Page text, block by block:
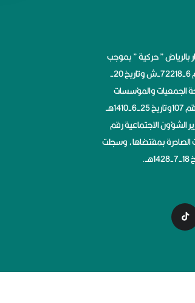
بالرياض ” حركية ” بموجب
خطاب وزارة الشؤون الإجتماعية رقم 6-72218-ش وتاريخ 20-
الجمعيات والمؤسسات
الخيرية الصادرة بقرار مجلس الوزراء رقم 107وتاريخ 25-6-1410هــ
الشؤون الاجتماعية رقم
والتعليمات الصادرة بمقتضاها، وسجلت